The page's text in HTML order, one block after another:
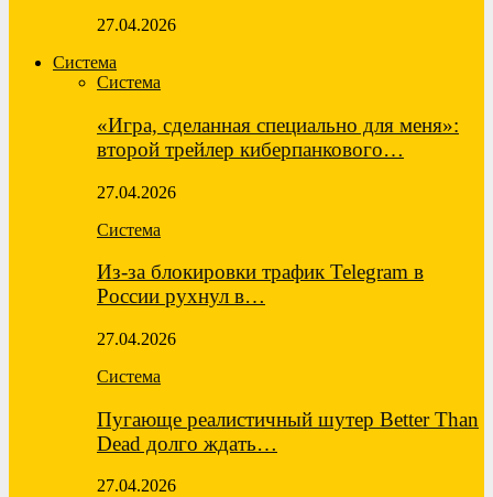
27.04.2026
Система
Система
«Игра, сделанная специально для меня»:
второй трейлер киберпанкового…
27.04.2026
Система
Из-за блокировки трафик Telegram в
России рухнул в…
27.04.2026
Система
Пугающе реалистичный шутер Better Than
Dead долго ждать…
27.04.2026